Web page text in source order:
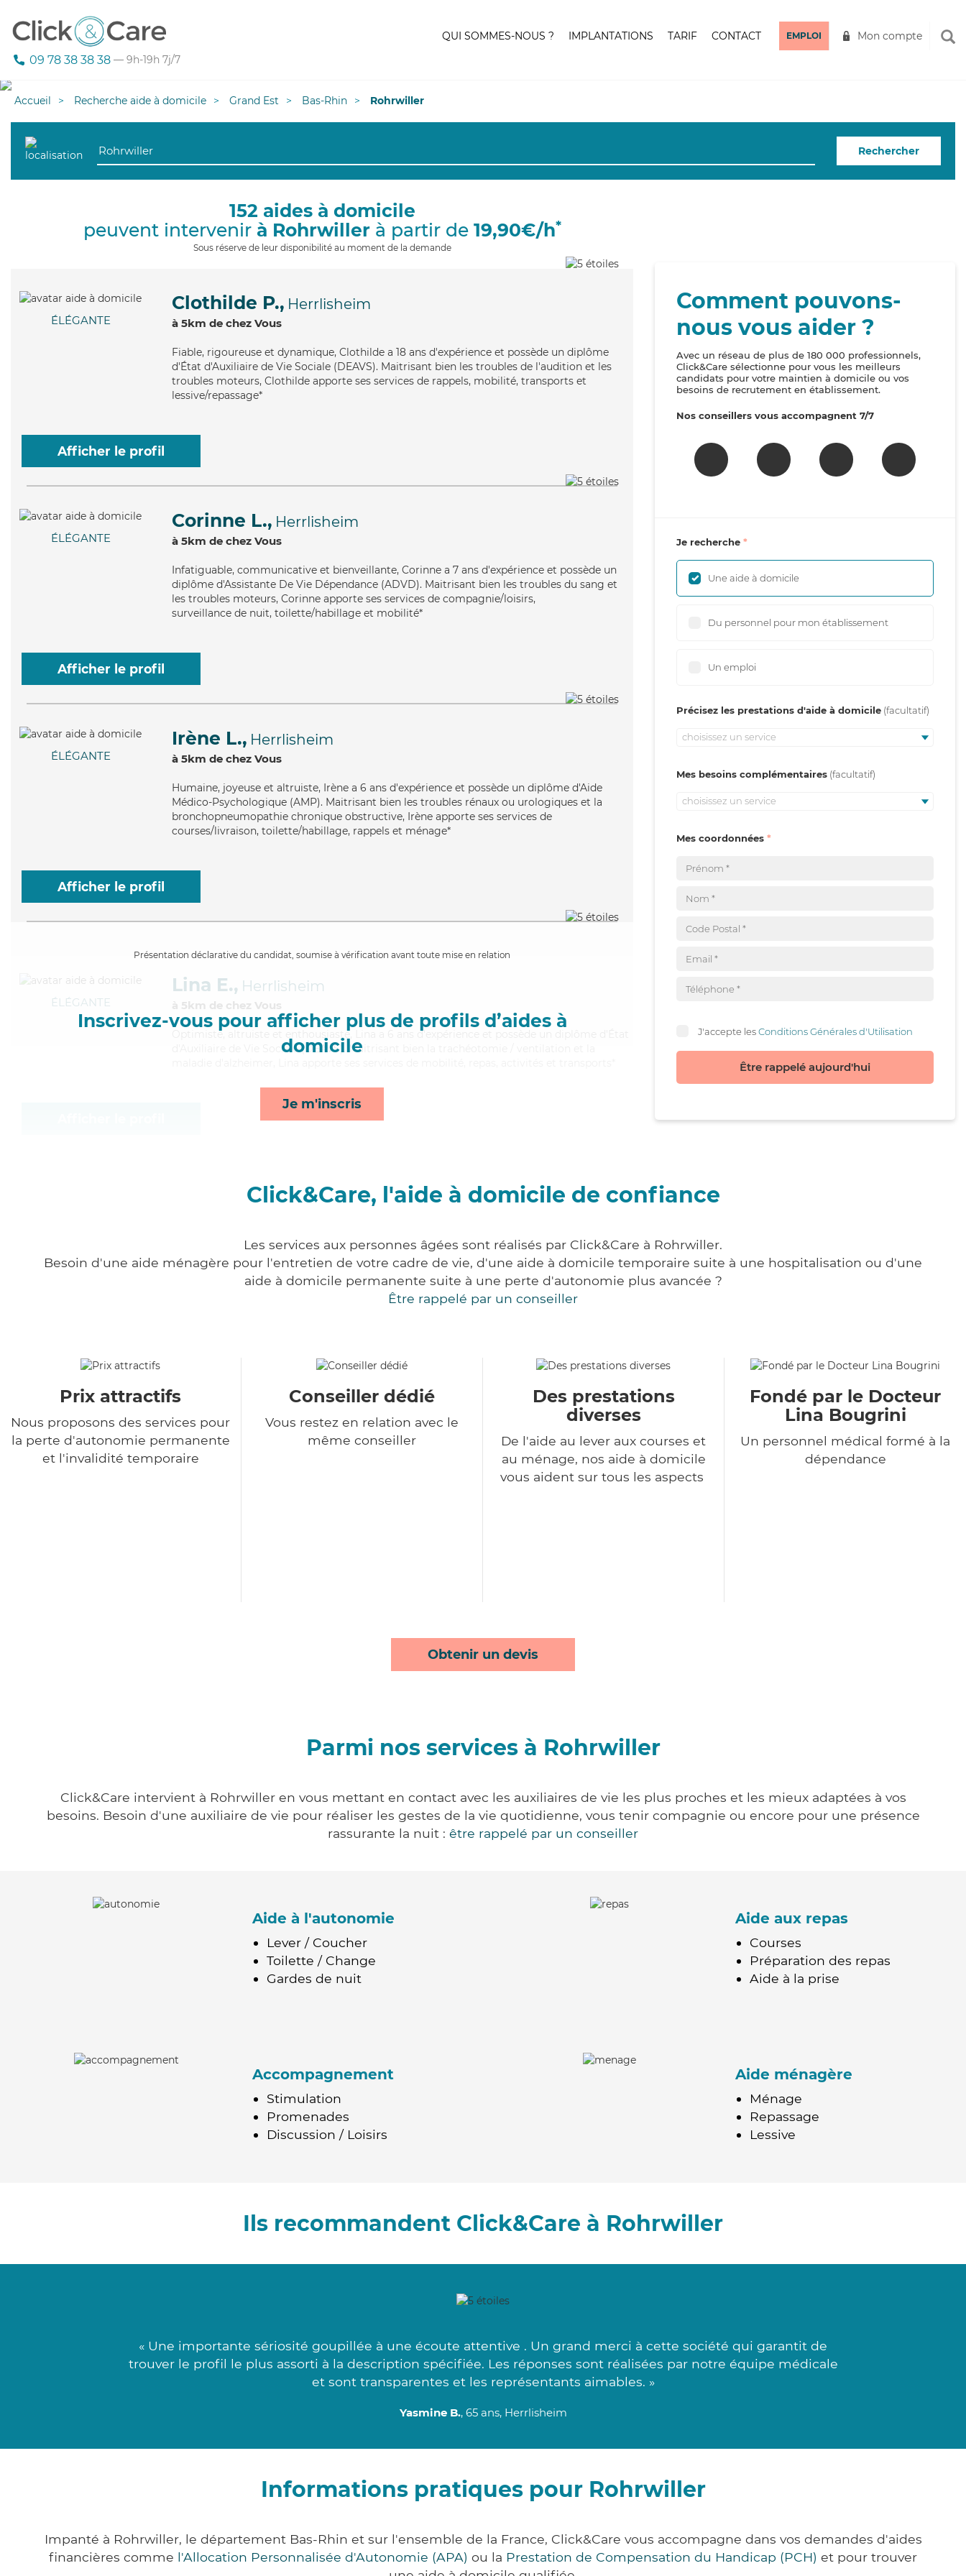
09 78 38 38 38 — 9h-19h 7j/7
QUI SOMMES-NOUS ? IMPLANTATIONS TARIF CONTACT EMPLOI Mon compte
Accueil Recherche aide à domicile Grand Est Bas-Rhin Rohrwiller
Rechercher
152 aides à domicile
peuvent intervenir à Rohrwillerà partir de 19,90€/h*
Sous réserve de leur disponibilité au moment de la demande
ÉLÉGANTE
Clothilde P., Herrlisheim
à 5km de chez Vous
Fiable, rigoureuse et dynamique, Clothilde a 18 ans d'expérience et possède un diplôme
d'État d'Auxiliaire de Vie Sociale (DEAVS). Maitrisant bien les troubles de l'audition et les
troubles moteurs, Clothilde apporte ses services de rappels, mobilité, transports et
lessive/repassage*
Afficher le profil
ÉLÉGANTE
Corinne L., Herrlisheim
à 5km de chez Vous
Infatiguable, communicative et bienveillante, Corinne a 7 ans d'expérience et possède un
diplôme d'Assistante De Vie Dépendance (ADVD). Maitrisant bien les troubles du sang et
les troubles moteurs, Corinne apporte ses services de compagnie/loisirs,
surveillance de nuit, toilette/habillage et mobilité*
Afficher le profil
ÉLÉGANTE
Irène L., Herrlisheim
à 5km de chez Vous
Humaine, joyeuse et altruiste, Irène a 6 ans d'expérience et possède un diplôme d'Aide
Médico-Psychologique (AMP). Maitrisant bien les troubles rénaux ou urologiques et la
bronchopneumopathie chronique obstructive, Irène apporte ses services de
courses/livraison, toilette/habillage, rappels et ménage*
Afficher le profil
Présentation déclarative du candidat, soumise à vérification avant toute mise en relation
Inscrivez-vous pour afficher plus de profils d’aides à
domicile
Je m'inscris
ÉLÉGANTE
Lina E., Herrlisheim
à 5km de chez Vous
Optimiste , altruiste et enthousiaste, Lina a 6 ans d'expérience et possède un diplôme d'État
d'Auxiliaire de Vie Sociale (DEAVS). Maitrisant bien la trachéotomie / ventilation et la
Comment pouvons-
nous vous aider ?
Avec un réseau de plus de 180 000 professionnels,
Click&Care sélectionne pour vous les meilleurs
candidats pour votre maintien à domicile ou vos
besoins de recrutement en établissement.
Nos conseillers vous accompagnent 7/7
Je recherche
Une aide à domicile
Du personnel pour mon établissement
Un emploi
Précisez les prestations d'aide à domicile
choisissez un service
Mes besoins complémentaires
choisissez un service
Mes coordonnées
J'accepte lesConditions Générales d'Utilisation
Être rappelé aujourd'hui
Click&Care, l'aide à domicile de confiance
Les services aux personnes âgées sont réalisés par Click&Care à Rohrwiller.
Besoin d'une aide ménagère pour l'entretien de votre cadre de vie, d'une aide à domicile temporaire suite à une hospitalisation ou d'une
aide à domicile permanente suite à une perte d'autonomie plus avancée ?
Être rappelé par un conseiller
Prix attractifs
Nous proposons des services pour
la perte d'autonomie permanente
et l'invalidité temporaire
Conseiller dédié
Vous restez en relation avec le
même conseiller
Des prestations
diverses
De l'aide au lever aux courses et
au ménage, nos aide à domicile
vous aident sur tous les aspects
Fondé par le Docteur
Lina Bougrini
Un personnel médical formé à la
dépendance
Obtenir un devis
Parmi nos services à Rohrwiller
Click&Care intervient à Rohrwiller en vous mettant en contact avec les auxiliaires de vie les plus proches et les mieux adaptées à vos
besoins. Besoin d'une auxiliaire de vie pour réaliser les gestes de la vie quotidienne, vous tenir compagnie ou encore pour une présence
rassurante la nuit : être rappelé par un conseiller
Aide à l'autonomie
Lever / Coucher
Toilette / Change
Gardes de nuit
Aide aux repas
Courses
Préparation des repas
Aide à la prise
Accompagnement
Stimulation
Promenades
Discussion / Loisirs
Aide ménagère
Ménage
Repassage
Lessive
Ils recommandent Click&Care à Rohrwiller
« Une importante sériosité goupillée à une écoute attentive . Un grand merci à cette société qui garantit de
trouver le profil le plus assorti à la description spécifiée. Les réponses sont réalisées par notre équipe médicale
et sont transparentes et les représentants aimables. »
Yasmine B., 65 ans, Herrlisheim
Informations pratiques pour Rohrwiller
Impanté à Rohrwiller, le département Bas-Rhin et sur l'ensemble de la France, Click&Care vous accompagne dans vos demandes d'aides
financières comme l'Allocation Personnalisée d'Autonomie (APA) ou la Prestation de Compensation du Handicap (PCH) et pour trouver